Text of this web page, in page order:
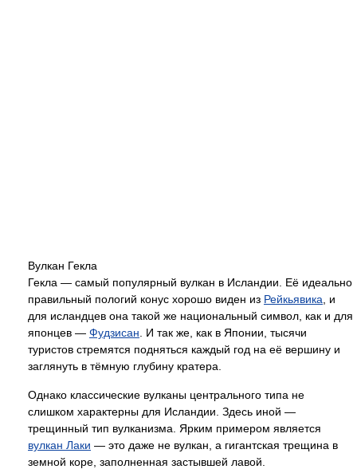
Вулкан Гекла
Гекла — самый популярный вулкан в Исландии. Её идеально
правильный пологий конус хорошо виден из Рейкьявика , и
для исландцев она такой же национальный символ, как и для
японцев — Фудзисан . И так же, как в Японии, тысячи
туристов стремятся подняться каждый год на её вершину и
заглянуть в тёмную глубину кратера.
Однако классические вулканы центрального типа не
слишком характерны для Исландии. Здесь иной —
трещинный тип вулканизма. Ярким примером является
вулкан Лаки — это даже не вулкан, а гигантская трещина в
земной коре, заполненная застывшей лавой.